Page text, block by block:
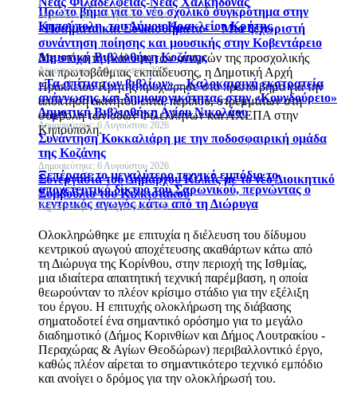
Πρώτο βήμα για το νέο σχολικό συγκρότημα στην
Κηπούπολη, του Δήμου Ηρακλείου Κρήτης
Με στόχο την κάλυψη των αναγκών της προσχολικής
και πρωτοβάθμιας εκπαίδευσης, η Δημοτική Αρχή
Ηρακλείου Κρήτης προχώρησε στο πρώτο βήμα για την
απόκτηση ακινήτου επτά, περίπου, στρεμμάτων στη
συμβολή των οδών Φιλελλήνων και ΑΧΕΠΑ στην
Κηπούπολη.
Ξεπέρασε το μεγαλύτερο τεχνικό εμπόδιο το
αποχετευτικό δίκτυο του Σαρωνικού, περνώντας ο
κεντρικός αγωγός κάτω από τη Διώρυγα
Ολοκληρώθηκε με επιτυχία η διέλευση του δίδυμου
κεντρικού αγωγού αποχέτευσης ακαθάρτων κάτω από
τη Διώρυγα της Κορίνθου, στην περιοχή της Ισθμίας,
μια ιδιαίτερα απαιτητική τεχνική παρέμβαση, η οποία
θεωρούνταν το πλέον κρίσιμο στάδιο για την εξέλιξη
του έργου. Η επιτυχής ολοκλήρωση της διάβασης
σηματοδοτεί ένα σημαντικό ορόσημο για το μεγάλο
διαδημοτικό (Δήμος Κορινθίων και Δήμος Λουτρακίου -
Περαχώρας & Αγίων Θεοδώρων) περιβαλλοντικό έργο,
καθώς πλέον αίρεται το σημαντικότερο τεχνικό εμπόδιο
και ανοίγει ο δρόμος για την ολοκλήρωσή του.
Δημοσιεύτηκε: 6 Αυγούστου 2026
«Ποιήματα και Συναισθήματα» – Μια ξεχωριστή
συνάντηση ποίησης και μουσικής στην Κοβεντάρειο
Δημοτική Βιβλιοθήκη Κοζάνης
Δημοσιεύτηκε: 6 Αυγούστου 2026
«Τα σπίτια των βιβλίων» – Καλοκαιρινή εκστρατεία
ανάγνωσης και δημιουργικότητας στην «Κουνδούρειο»
Δημοτική Βιβλιοθήκη Αγίου Νικολάου
Δημοσιεύτηκε: 6 Αυγούστου 2026
Συνάντηση Κοκκαλιάρη με την ποδοσφαιρική ομάδα
της Κοζάνης
Δημοσιεύτηκε: 6 Αυγούστου 2026
Συνεργασία του Δημάρχου Κιλκίς με το νέο Διοικητικό
Συμβούλιο του Κιλκισιακού
Δημοσιεύτηκε: 6 Αυγούστου 2026